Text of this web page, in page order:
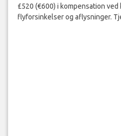
£520 (€600) i kompensation
flyforsinkelser og aflysninger.